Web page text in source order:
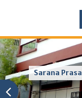
Sarana